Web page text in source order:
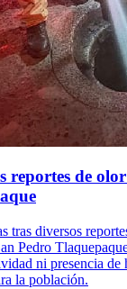
reportes de
tras diversos
Pedro
ni presencia de
la población.